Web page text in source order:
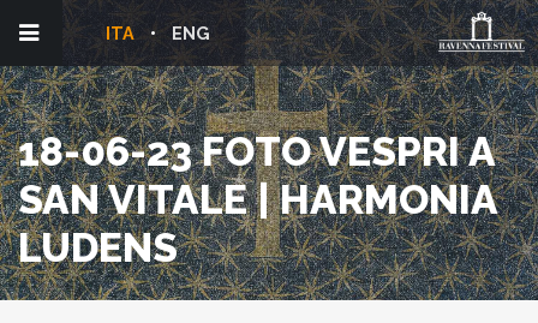
ENG
ITA
18-06-23 FOTO VESPRI A
SAN VITALE | HARMONIA
LUDENS